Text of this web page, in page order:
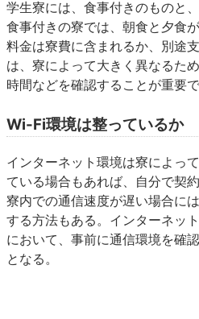
学生寮には、食事付きのものと
食事付きの寮では、朝食と夕食
料金は寮費に含まれるか、別途
は、寮によって大きく異なるた
時間などを確認することが重要で
Wi-Fi環境は整っているか
インターネット環境は寮によっ
ている場合もあれば、自分で契
寮内での通信速度が遅い場合に
する方法もある。インターネッ
において、事前に通信環境を確
となる。